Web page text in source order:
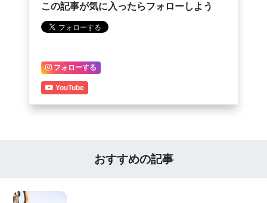
この記事が気に入ったらフォローしよう
フォローする
YouTube
おすすめの記事